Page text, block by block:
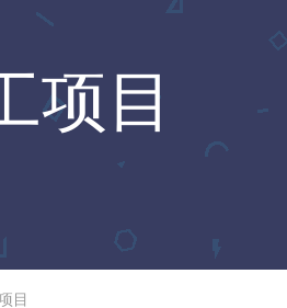
项目
目